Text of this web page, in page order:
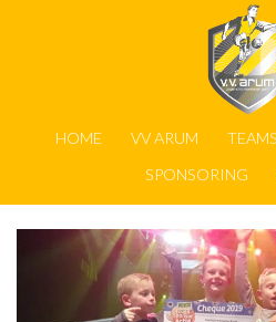
HOME VV ARUM TEAMS
SPONSORING